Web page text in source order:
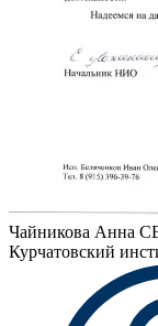
Чайникова Анна
Курчатовский